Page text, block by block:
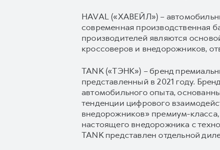
HAVAL («ХАВЕЙЛ») –
современная производственная
производителей являются
кроссоверов и внедорожников,
TANK («ТЭНК») – бренд
представленный в 2021 году.
автомобильного опыта,
тенденции цифрового
внедорожников» премиум-
настоящего внедорожника с
TANK представлен отдельной